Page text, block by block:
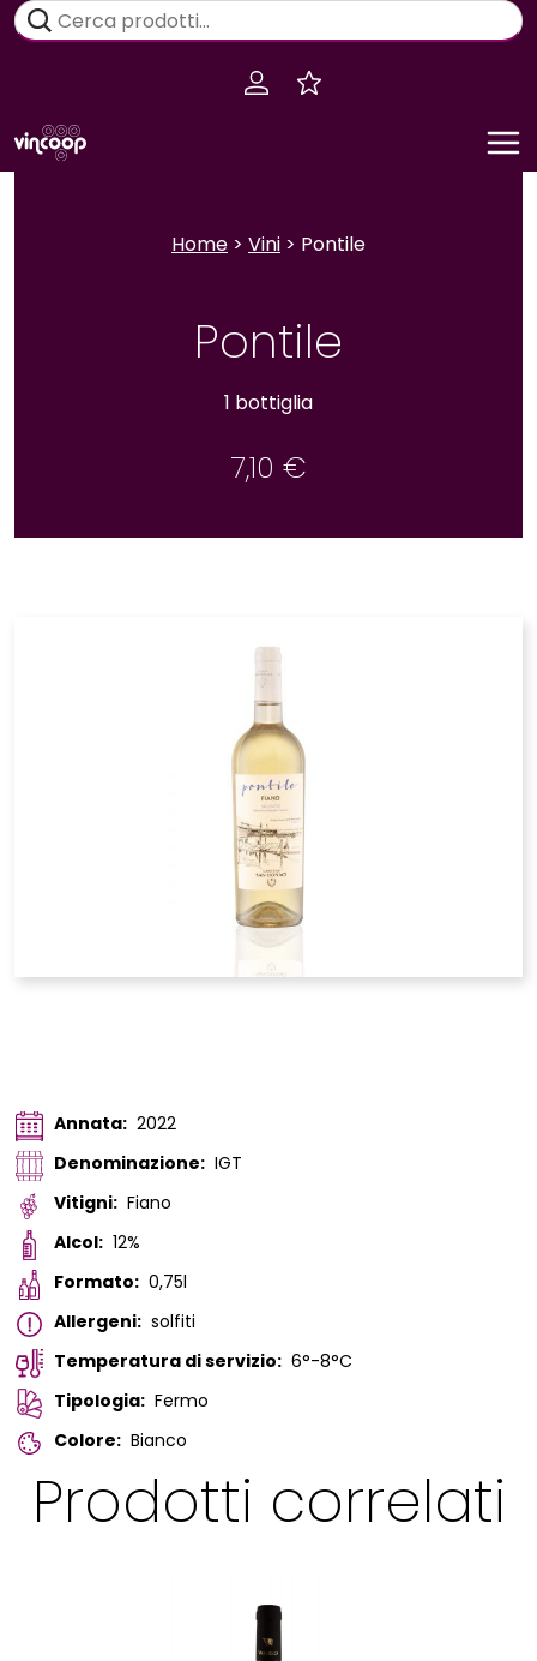
Salta
Cerca:
Home > Vini > Pontile
Pontile
1 bottiglia
7,10 €
Annata: 2022
Denominazione: IGT
Vitigni: Fiano
Alcol: 12%
Formato: 0,75l
Allergeni: solfiti
Temperatura di servizio: 6°-8°C
Tipologia: Fermo
Colore: Bianco
Prodotti correlati